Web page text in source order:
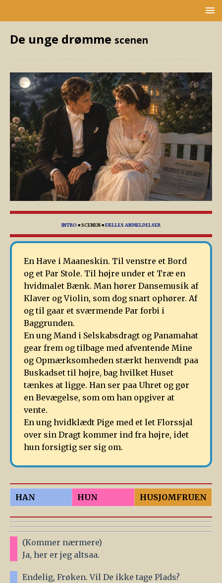
De unge drømme scenen
INTRO ■SCENEN■FÆLLES ANMELDELSER
En Have i Maaneskin. Til venstre et Bord
og et Par Stole. Til højre under et Træ en
hvidmalet Bænk. Man hører Dansemusik af
Klaver og Violin, som dog snart ophører. Af
og til gaar et sværmende Par forbi i
Baggrunden.
En ung Mand i Selskabsdragt og Panamahat
gear frem og tilbage med afventende Mine
og Opmærksomheden stærkt henvendt paa
Buskadset til højre, bag hvilket Huset
tænkes at ligge. Han ser paa Uhret og gør
en Bevægelse, som om han opgiver at
vente.
En ung hvidklædt Pige med et let Florssjal
over sin Dragt kommer ind fra højre, idet
hun forsigtig ser sig om.
HAN HUN HUSJOMFRUEN
(Kommer nærmere)
Ja, her er jeg altsaa.
Endelig, Frøken. Vil De ikke tage Plads?